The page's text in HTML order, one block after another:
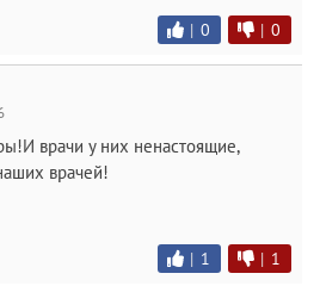
| 0 | 0
врачи у них ненастоящие,
врачей!
| 1 | 1